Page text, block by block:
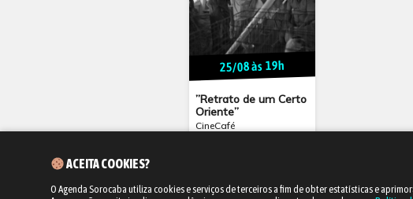
25/08 às 19h
”Retrato de um Certo
Oriente”
CineCafé
ACEITA COOKIES?
O Agenda Sorocaba utiliza cookies e serviços de terceiros a fim de obter estatísticas e